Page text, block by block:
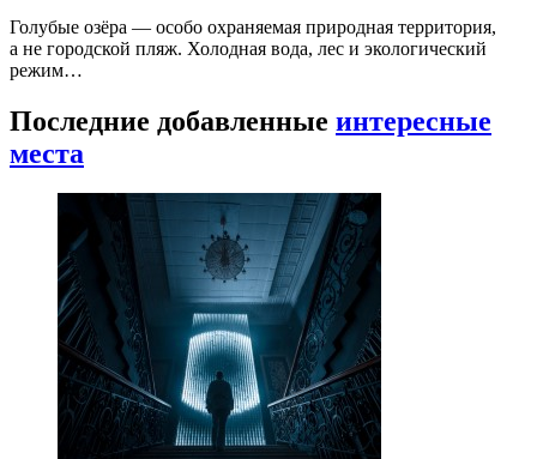
Голубые озёра — особо охраняемая природная территория,
а не городской пляж. Холодная вода, лес и экологический
режим…
Последние добавленные интересные
места